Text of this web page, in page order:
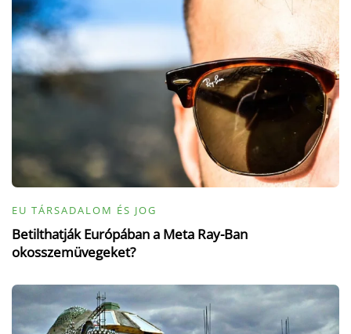
EU TÁRSADALOM ÉS JOG
Betilthatják Európában a Meta Ray-Ban
okosszemüvegeket?